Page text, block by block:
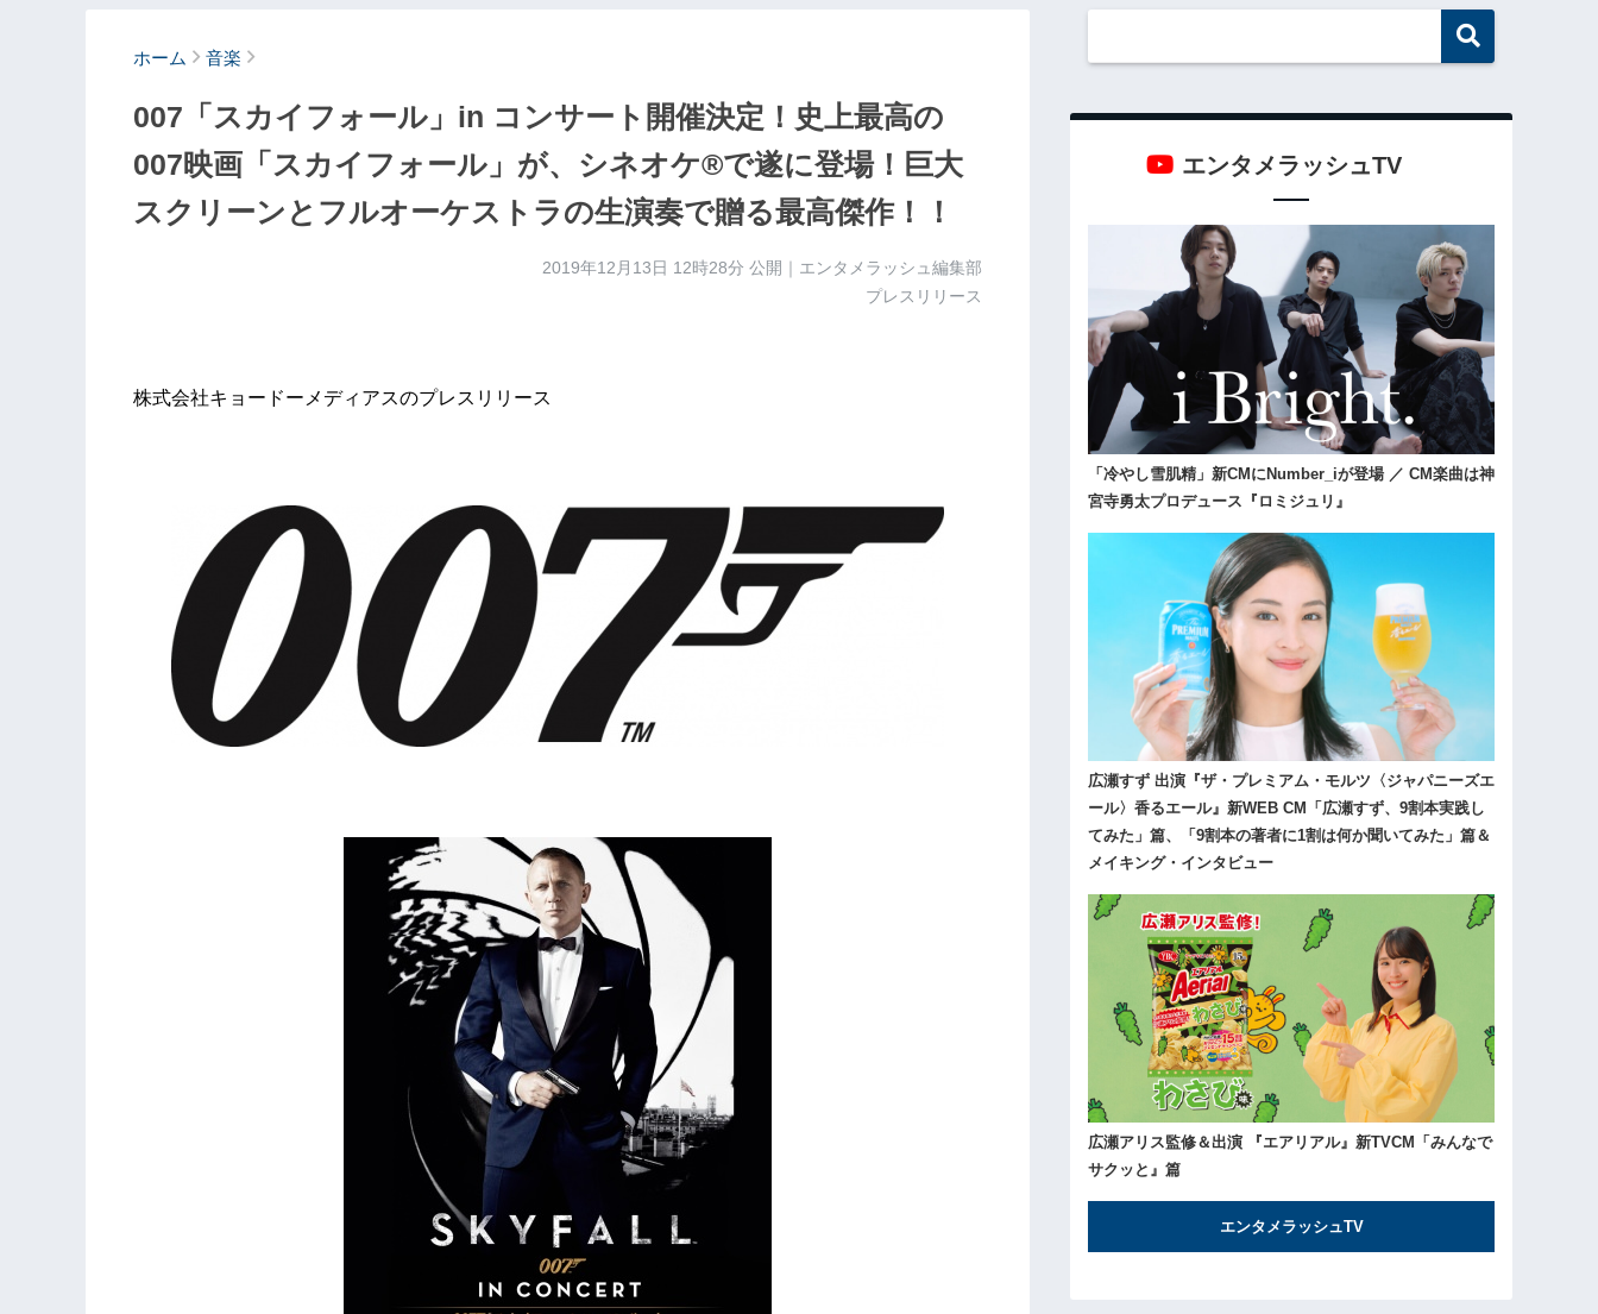
ホーム 音楽
007「スカイフォール」in コンサート開催決定！史上最高の
007映画「スカイフォール」が、シネオケ®で遂に登場！巨大
スクリーンとフルオーケストラの生演奏で贈る最高傑作！！
2019年12月13日 12時28分 公開｜エンタメラッシュ編集部
プレスリリース
株式会社キョードーメディアスのプレスリリース
エンタメラッシュTV
「冷やし雪肌精」新CMにNumber_iが登場 ／ CM楽曲は神
宮寺勇太プロデュース『ロミジュリ』
広瀬すず 出演『ザ・プレミアム・モルツ〈ジャパニーズエ
ール〉香るエール』新WEB CM「広瀬すず、9割本実践し
てみた」篇、「9割本の著者に1割は何か聞いてみた」篇＆
メイキング・インタビュー
広瀬アリス監修＆出演 『エアリアル』新TVCM「みんなで
サクッと』篇
エンタメラッシュTV